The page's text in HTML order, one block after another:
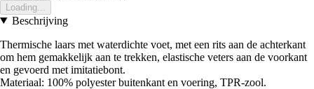
Loading...
Beschrijving
Thermische laars met waterdichte voet, met een rits aan de achterkant
om hem gemakkelijk aan te trekken, elastische veters aan de voorkant
en gevoerd met imitatiebont.
Materiaal: 100% polyester buitenkant en voering, TPR-zool.